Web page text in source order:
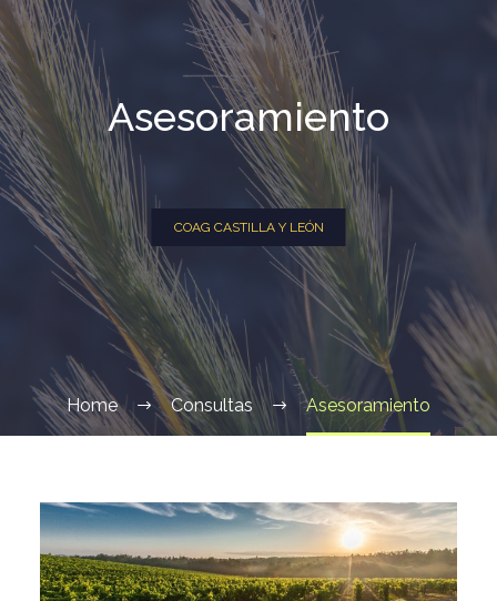
Asesoramiento
COAG CASTILLA Y LEÓN
Home Consultas Asesoramiento